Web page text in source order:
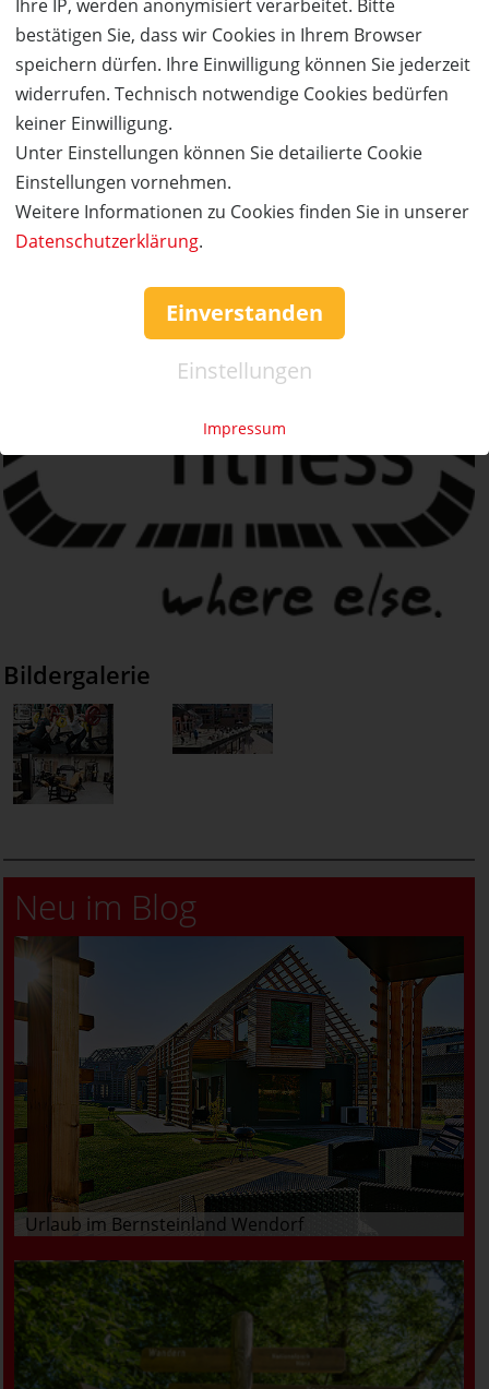
Ihre IP, werden anonymisiert verarbeitet. Bitte
bestätigen Sie, dass wir Cookies in Ihrem Browser
speichern dürfen. Ihre Einwilligung können Sie jederzeit
widerrufen. Technisch notwendige Cookies bedürfen
keiner Einwilligung.
Unter Einstellungen können Sie detailierte Cookie
Einstellungen vornehmen.
Weitere Informationen zu Cookies finden Sie in unserer
Datenschutzerklärung.
Einverstanden
Einstellungen
Impressum
WEITERE DETAILS JETZTBESTELLEN
Bildergalerie
Neu im Blog
Urlaub im Bernsteinland Wendorf